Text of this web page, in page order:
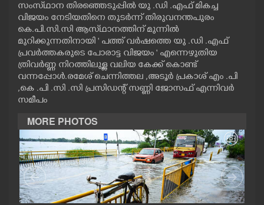
OPINION
PHOTOS
LIFESTYLE
SPIRITUAL
INFO+
ART
സംസ്‌ഥാന തിരഞ്ഞെടുപ്പിൽ യു .ഡി .എഫ് മികച്ച
വിജയം നേടിയതിനെ തുടർന്ന് തിരുവനന്തപുരം
കെ.പി.സി.സി ആസ്‌ഥാനത്തിന് മുന്നിൽ
മുറിക്കുന്നതിനായി " പത്ത് വർഷത്തെ യു .ഡി .എഫ്
പ്രവർത്തകരുടെ പോരാട്ട വിജയം " എന്നെഴുതിയ
ത്രിവർണ്ണ നിറത്തിലുള്ള വലിയ കേക്ക് കൊണ്ട്
വന്നപ്പോൾ.രമേശ് ചെന്നിത്തല ,അടൂർ പ്രകാശ് എം .പി
,കെ .പി .സി .സി പ്രസിഡന്റ് സണ്ണി ജോസഫ് എന്നിവർ
സമീപം
MORE PHOTOS